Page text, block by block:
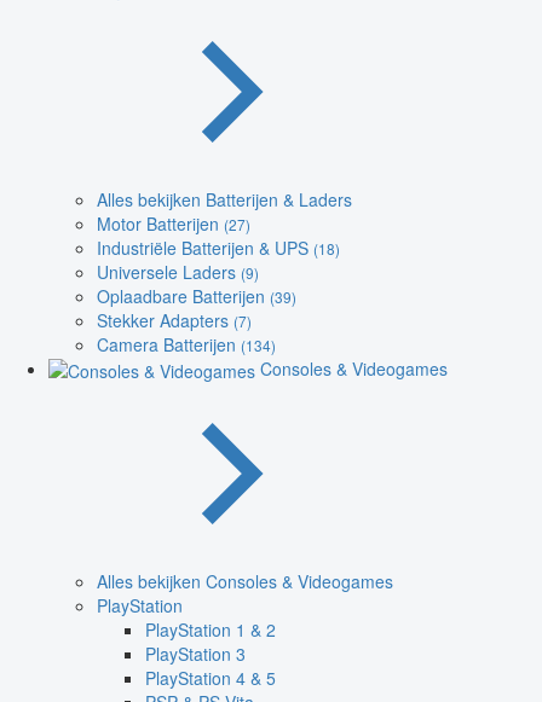
Alles bekijken Batterijen & Laders
Motor Batterijen (27)
Industriële Batterijen & UPS (18)
Universele Laders (9)
Oplaadbare Batterijen (39)
Stekker Adapters (7)
Camera Batterijen (134)
Consoles & Videogames
Alles bekijken Consoles & Videogames
PlayStation
PlayStation 1 & 2
PlayStation 3
PlayStation 4 & 5